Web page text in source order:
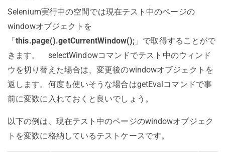
Selenium実行中の空間では現在テスト中のページの
windowオブジェクトを
「this.page().getCurrentWindow(); 」で取得することがで
きます。 selectWindowコマンドでテスト中のウィンド
ウを切り替えた場合は、変更後のwindowオブジェクトを
返します。何度も使いそうな場合はgetEvalコマンドで事
前に変数に入れておくと良いでしょう。
以下の例は、現在テスト中のページのwindowオブジェク
トを変数に格納しているテストケースです。